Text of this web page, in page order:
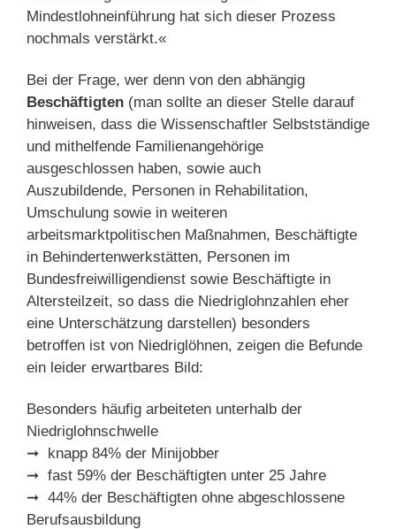
Mindestlohneinführung hat sich dieser Prozess
nochmals verstärkt.«
Bei der Frage, wer denn von den abhängig
Beschäftigten (man sollte an dieser Stelle darauf
hinweisen, dass die Wissenschaftler Selbstständige
und mithelfende Familienangehörige
ausgeschlossen haben, sowie auch
Auszubildende, Personen in Rehabilitation,
Umschulung sowie in weiteren
arbeitsmarktpolitischen Maßnahmen, Beschäftigte
in Behindertenwerkstätten, Personen im
Bundesfreiwilligendienst sowie Beschäftigte in
Altersteilzeit, so dass die Niedriglohnzahlen eher
eine Unterschätzung darstellen) besonders
betroffen ist von Niedriglöhnen, zeigen die Befunde
ein leider erwartbares Bild:
Besonders häufig arbeiteten unterhalb der
Niedriglohnschwelle
➞ knapp 84% der Minijobber
➞ fast 59% der Beschäftigten unter 25 Jahre
➞ 44% der Beschäftigten ohne abgeschlossene
Berufsausbildung